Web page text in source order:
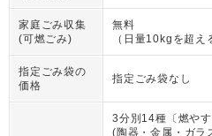
家庭ごみ収集
(可燃ごみ)
無料
（ 日量10kgを超え
指定ごみ袋の
価格
指定ごみ袋なし
3分別14種〔燃や
(陶器・金属・ガラ